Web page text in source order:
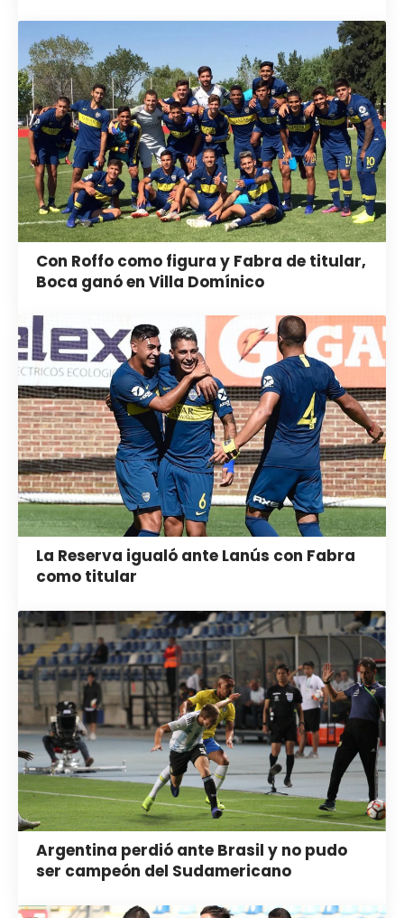
Con Roffo como figura y Fabra de titular,
Boca ganó en Villa Domínico
La Reserva igualó ante Lanús con Fabra
como titular
Argentina perdió ante Brasil y no pudo
ser campeón del Sudamericano